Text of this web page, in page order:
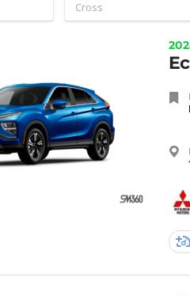
Cross